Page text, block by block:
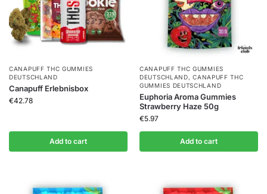
CANAPUFF THC GUMMIES​
DEUTSCHLAND
Canapuff Erlebnisbox
€42.78
Add to cart
CANAPUFF THC GUMMIES​
DEUTSCHLAND,CANAPUFF THC
GUMMIES​ DEUTSCHLAND
Euphoria Aroma Gummies
Strawberry Haze 50g
€5.97
Add to cart